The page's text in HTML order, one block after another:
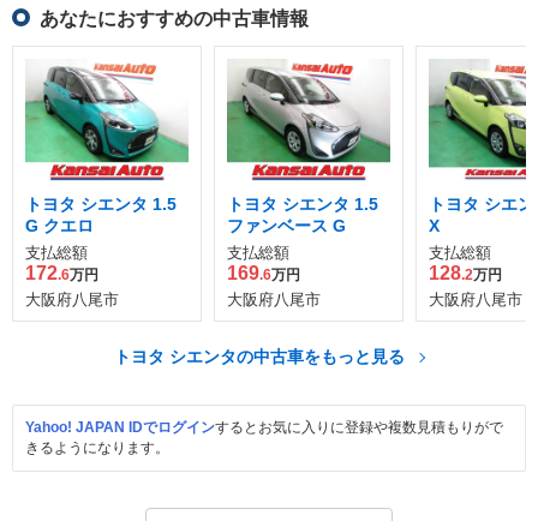
あなたにおすすめの中古車情報
トヨタ シエンタ 1.5
G クエロ
支払総額
172.6万円
大阪府八尾市
トヨタ シエンタ 1.5
ファンベース G
支払総額
169.6万円
大阪府八尾市
トヨタ シエ
X
支払総額
128.2万円
大阪府八尾市
トヨタ シエンタの中古車をもっと見る
Yahoo! JAPAN IDでログインするとお気に入りに登録や複数見積もりがで
きるようになります。